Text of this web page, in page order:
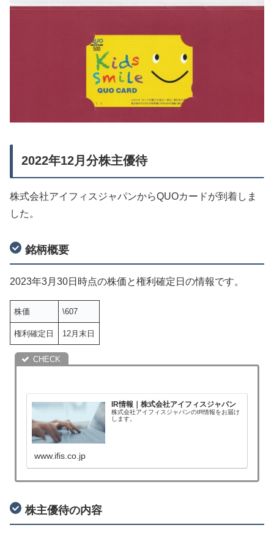
2022年12月分株主優待
株式会社アイフィスジャパンからQUOカードが到着しま
した。
銘柄概要
2023年3月30日時点の株価と権利確定日の情報です。
株価 \607
権利確定日 12月末日
IR情報｜株式会社アイフィスジャパン
株式会社アイフィスジャパンのIR情報をお届け
します。
www.ifis.co.jp
株主優待の内容